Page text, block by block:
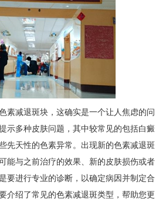
素减退斑块，这确实是一个让人焦虑的问
示多种皮肤问题，其中较常见的包括白癜
先天性的色素异常。出现新的色素减退斑
能与之前治疗的效果、新的皮肤损伤或者
要进行专业的诊断，以确定病因并制定合
介绍了常见的色素减退斑类型，帮助您更